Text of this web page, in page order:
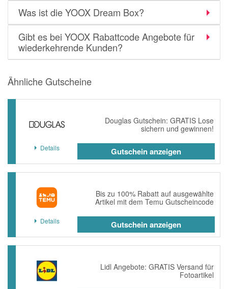
Was ist die YOOX Dream Box?
Gibt es bei YOOX Rabattcode Angebote für
wiederkehrende Kunden?
Ähnliche Gutscheine
Douglas Gutschein: GRATIS Lose
sichern und gewinnen!
Details Gutschein anzeigen
Bis zu 100% Rabatt auf ausgewählte
Artikel mit dem Temu Gutscheincode
Details Gutschein anzeigen
Lidl Angebote: GRATIS Versand für
Fotoartikel